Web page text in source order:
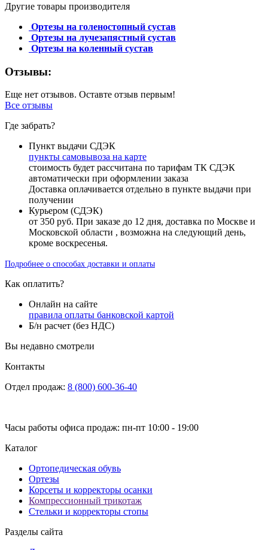
Другие товары производителя
Ортезы на голеностопный сустав
Ортезы на лучезапястный сустав
Ортезы на коленный сустав
Отзывы:
Еще нет отзывов. Оставте отзыв первым!
Все отзывы
Где забрать?
Пункт выдачи СДЭК
пункты самовывоза на карте
стоимость будет рассчитана по тарифам ТК СДЭК
автоматически при оформлении заказа
Доставка оплачивается отдельно в пункте выдачи при
получении
Курьером (СДЭК)
от 350 руб. При заказе до 12 дня, доставка по Москве и
Московской области , возможна на следующий день,
кроме воскресенья.
Подробнее о способах доставки и оплаты
Как оплатить?
Онлайн на сайте
правила оплаты банковской картой
Б/н расчет (без НДС)
Вы недавно смотрели
Контакты
Отдел продаж: 8 (800) 600-36-40
Часы работы офиса продаж: пн-пт 10:00 - 19:00
Каталог
Ортопедическая обувь
Ортезы
Корсеты и корректоры осанки
Компрессионный трикотаж
Стельки и корректоры стопы
Разделы сайта